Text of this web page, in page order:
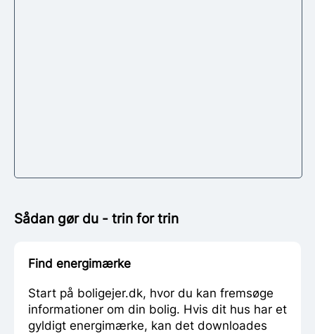
Sådan gør du - trin for trin
Find energimærke
Start på boligejer.dk, hvor du kan fremsøge
informationer om din bolig. Hvis dit hus har et
gyldigt energimærke, kan det downloades